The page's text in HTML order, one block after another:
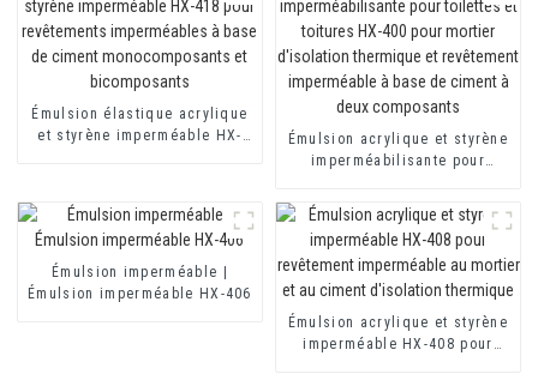
Émulsion élastique acrylique
et styrène imperméable HX-
bicomposants
Émulsion acrylique et styrène
imperméabilisante pour
pour mortier d'isolation
thermique et revêtement
imperméable à base de ciment
à deux composants
Émulsion imperméable |
Émulsion imperméable HX-406
Émulsion acrylique et styrène
imperméable HX-408 pour